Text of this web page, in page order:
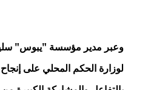
وعبر مدير مؤسسة "يبوس"
لوزارة الحكم المحلي على